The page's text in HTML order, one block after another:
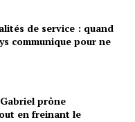
de service : quand
communique pour ne
prône
en freinant le